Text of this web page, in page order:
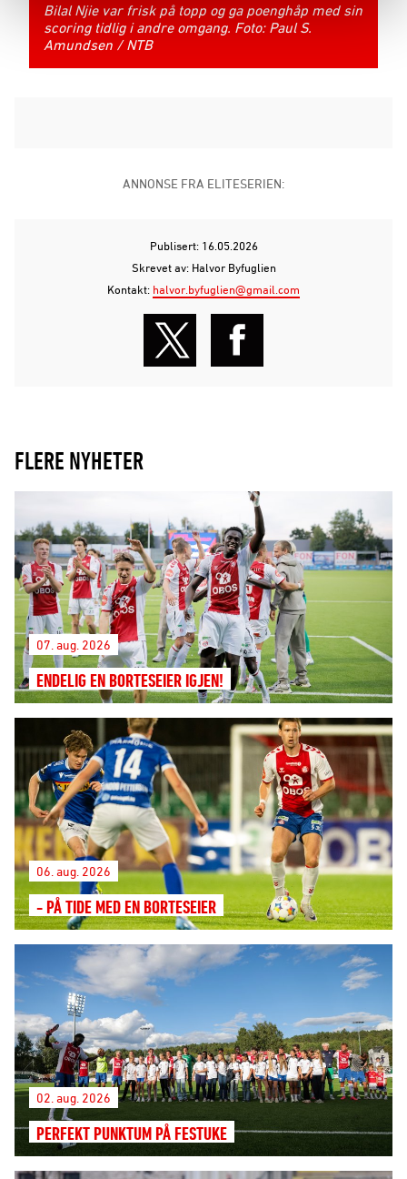
Bilal Njie var frisk på topp og ga poenghåp med sin
scoring tidlig i andre omgang. Foto: Paul S.
Amundsen / NTB
ANNONSE FRA ELITESERIEN:
Publisert: 16.05.2026
Skrevet av: Halvor Byfuglien
Kontakt: halvor.byfuglien@gmail.com
FLERE NYHETER
07. aug. 2026
ENDELIG EN BORTESEIER IGJEN!
06. aug. 2026
- PÅ TIDE MED EN BORTESEIER
02. aug. 2026
PERFEKT PUNKTUM PÅ FESTUKE